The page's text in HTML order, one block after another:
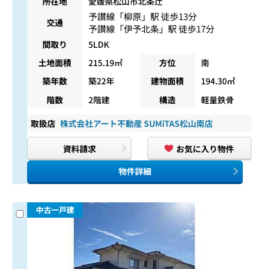
交通
予讃線 「柳原」駅 徒歩13分
予讃線 「伊予北条」駅 徒歩17分
間取り
5LDK
土地面積
215.19㎡ 方位
南
築年数
築22年 建物面積
194.30㎡
階数
2階建 構造 軽量鉄骨
取扱店 株式会社アート不動産 SUMiTAS松山南店
資料請求
お気に入り物件
物件詳細
中古一戸建